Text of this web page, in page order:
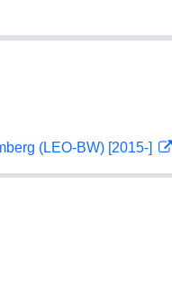
(LEO-BW) [2015-]